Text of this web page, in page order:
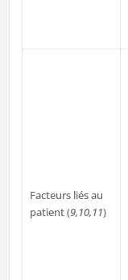
Facteurs liés au
patient (9,10,11)